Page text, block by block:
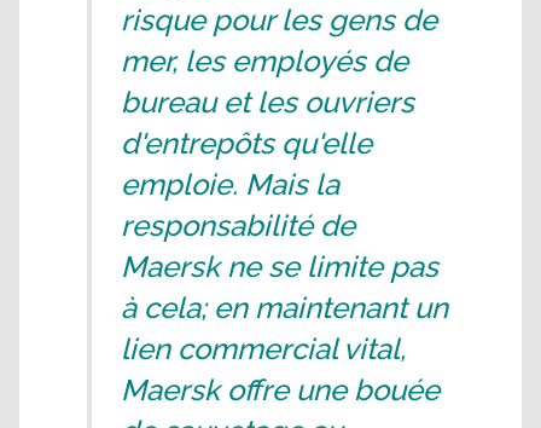
risque pour les gens de
mer, les employés de
bureau et les ouvriers
d'entrepôts qu'elle
emploie. Mais la
responsabilité de
Maersk ne se limite pas
à cela; en maintenant un
lien commercial vital,
Maersk offre une bouée